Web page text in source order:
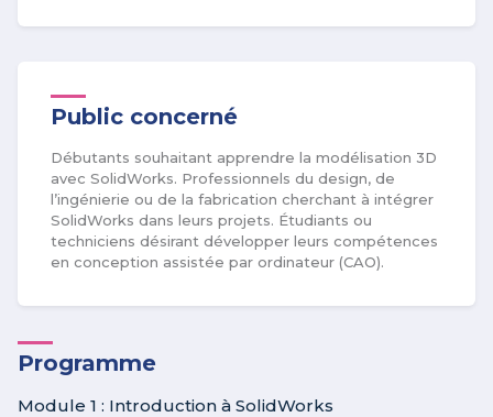
Public concerné
Débutants souhaitant apprendre la modélisation 3D
avec SolidWorks. Professionnels du design, de
l’ingénierie ou de la fabrication cherchant à intégrer
SolidWorks dans leurs projets. Étudiants ou
techniciens désirant développer leurs compétences
en conception assistée par ordinateur (CAO).
Programme
Module 1 : Introduction à SolidWorks